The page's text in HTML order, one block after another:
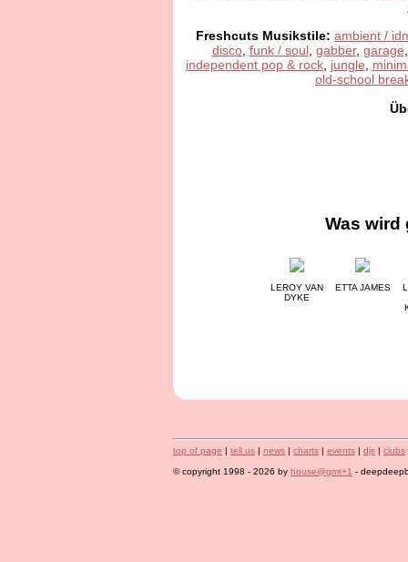
Freshcuts Musikstile: ambient /
disco, funk / soul, gabber, garage
independent pop & rock, jungle
old-school
Was wird
LEROY VAN
DYKE
ETTA JAMES
top of page | tell us | news | charts | events | djs | clubs
© copyright 1998 - 2026 by house@gmt+1 -